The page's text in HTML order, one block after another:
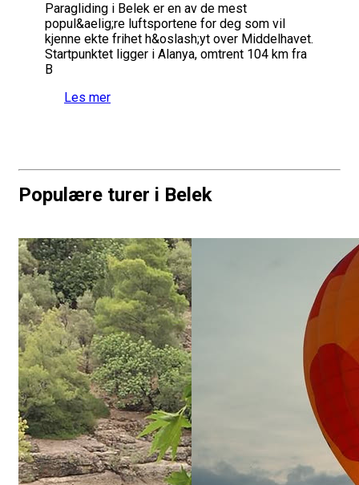
Paragliding i Belek er en av de mest
popul&aelig;re luftsportene for deg som vil
kjenne ekte frihet h&oslash;yt over Middelhavet.
Startpunktet ligger i Alanya, omtrent 104 km fra
B
Les mer
Populære turer i Belek